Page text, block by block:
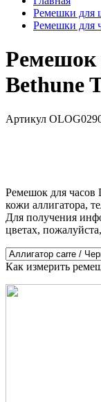
Ремешки для
Ремешки для
Ремешок
Bethune
Артикул
Ремешок для часов
кожи аллигатора,
Для получения
цветах,
Как измерить